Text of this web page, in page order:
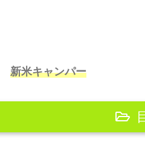
新米キャンパー